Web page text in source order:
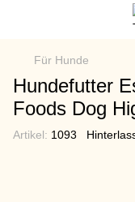
Für Hunde
Hundefutter
Foods Dog
Artikel: 1093